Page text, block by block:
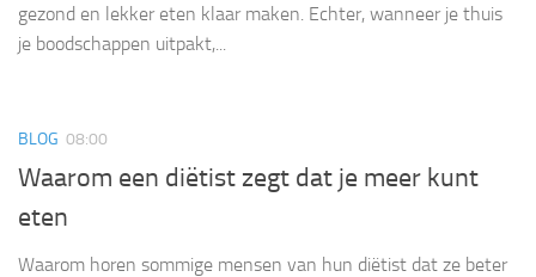
gezond en lekker eten klaar maken. Echter, wanneer je thuis
je boodschappen uitpakt,...
BLOG 08:00
Waarom een diëtist zegt dat je meer kunt
eten
Waarom horen sommige mensen van hun diëtist dat ze beter